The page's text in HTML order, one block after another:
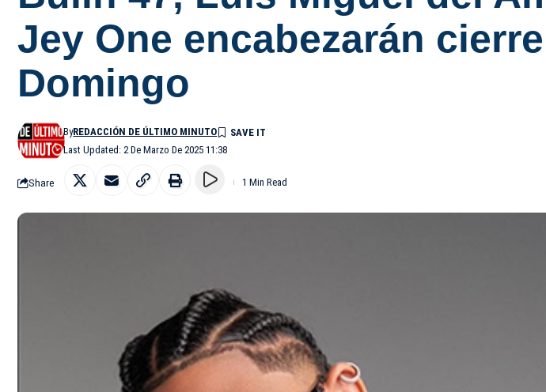
Jey One encabezarán
Domingo
Last Updated: 2 De Marzo De 2025 11:38
ByREDACCIÓN DE ÚLTIMO MINUTO
Share 1 Min Read